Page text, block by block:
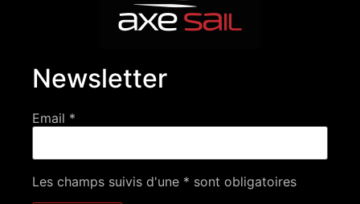
Newsletter
Email *
Les champs suivis d'une * sont obligatoires